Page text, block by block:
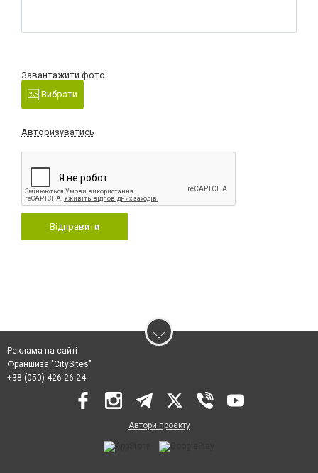
Завантажити фото:
Вибрати
Авторизуватись
Відправити
Реклама на сайті
Франшиза "CitySites"
+38 (050) 426 26 24
Автори проєкту